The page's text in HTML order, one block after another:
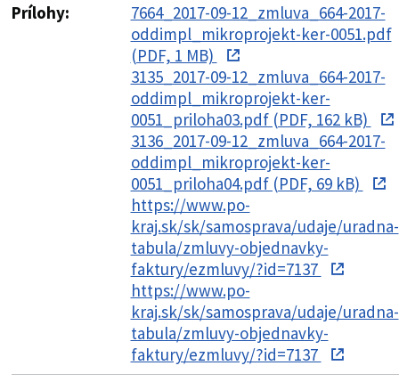
Prílohy:
7664_2017-09-12_zmluva_664-2017-
oddimpl_mikroprojekt-ker-0051.pdf
(PDF, 1 MB)
3135_2017-09-12_zmluva_664-2017-
oddimpl_mikroprojekt-ker-
0051_priloha03.pdf (PDF, 162 kB)
3136_2017-09-12_zmluva_664-2017-
oddimpl_mikroprojekt-ker-
0051_priloha04.pdf (PDF, 69 kB)
https://www.po-
kraj.sk/sk/samosprava/udaje/uradna-
tabula/zmluvy-objednavky-
faktury/ezmluvy/?id=7137
https://www.po-
kraj.sk/sk/samosprava/udaje/uradna-
tabula/zmluvy-objednavky-
faktury/ezmluvy/?id=7137